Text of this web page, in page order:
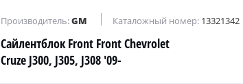
Сайлентблок Front Front Chevrolet
Cruze J300, J305, J308 '09-
Производитель:GM Каталожный номер: 13321342